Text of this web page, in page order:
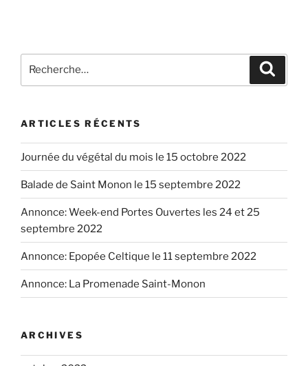
pour
ARTICLES RÉCENTS
Journée du végétal du mois le 15 octobre 2022
Balade de Saint Monon le 15 septembre 2022
Annonce: Week-end Portes Ouvertes les 24 et 25
septembre 2022
Annonce: Epopée Celtique le 11 septembre 2022
Annonce: La Promenade Saint-Monon
ARCHIVES